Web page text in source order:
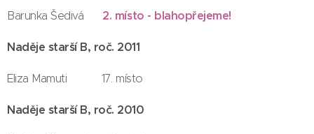
Barunka Šedivá 2. místo - blahopřejeme!
Naděje starší B, roč. 2011
Eliza Mamuti 17. místo
Naděje starší B, roč. 2010